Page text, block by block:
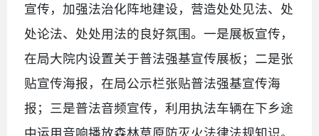
宣传，加强法治化阵地建设，营造处处见法、处
处论法、处处用法的良好氛围。一是展板宣传，
在局大院内设置关于普法强基宣传展板；二是张
贴宣传海报，在局公示栏张贴普法强基宣传海
报；三是普法音频宣传，利用执法车辆在下乡途
中运用音响播放森林草原防灭火法律法规知识。